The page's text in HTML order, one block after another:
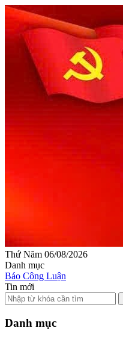
Thứ Năm 06/08/2026
Danh mục
Báo Công Luận
Tin mới
Danh mục